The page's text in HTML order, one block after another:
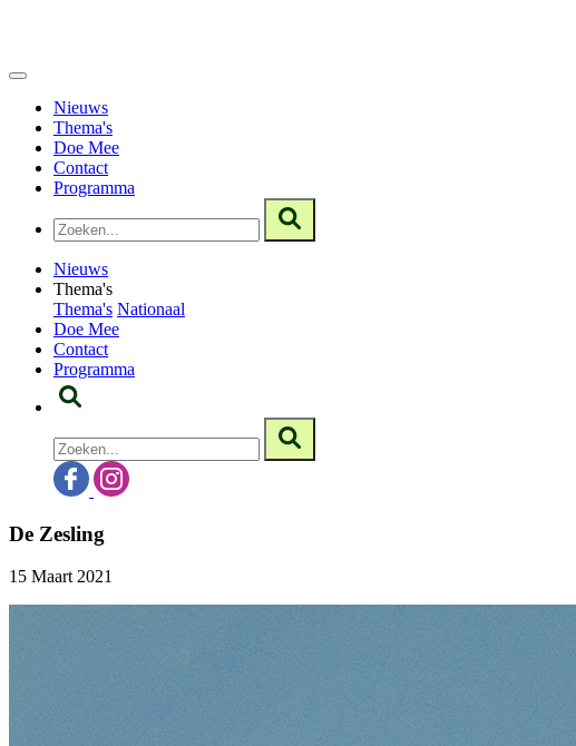
Nieuws
Thema's
Doe Mee
Contact
Programma
Nieuws
Thema's
Thema's Nationaal
Doe Mee
Contact
Programma
De Zesling
15 Maart 2021